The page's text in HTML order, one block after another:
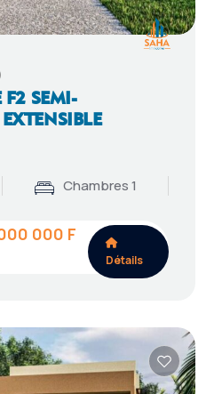
F2 SEMI-
Chambres 1
000
Détails